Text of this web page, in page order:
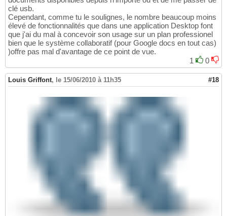
clé usb.
Cependant, comme tu le soulignes, le nombre beaucoup moins
élevé de fonctionnalités que dans une application Desktop font
que j'ai du mal à concevoir son usage sur un plan professionel
bien que le système collaboratif (pour Google docs en tout cas)
)offre pas mal d'avantage de ce point de vue.
1
0
Louis Griffont, le 15/06/2010 à 11h35 #18